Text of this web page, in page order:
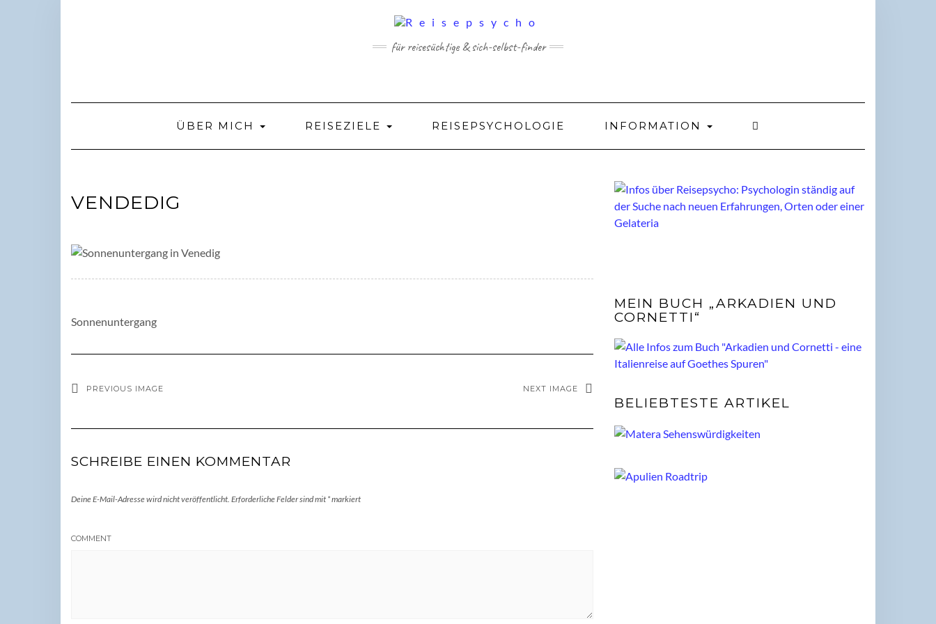
für reisesüchtige & sich-selbst-finder
ÜBER MICH REISEZIELE REISEPSYCHOLOGIE INFORMATION
VENDEDIG
Sonnenuntergang
PREVIOUS IMAGE NEXT IMAGE
SCHREIBE EINEN KOMMENTAR
Deine E-Mail-Adresse wird nicht veröffentlicht. Erforderliche Felder sind mit *markiert
COMMENT
MEIN BUCH „ARKADIEN UND
CORNETTI“
BELIEBTESTE ARTIKEL